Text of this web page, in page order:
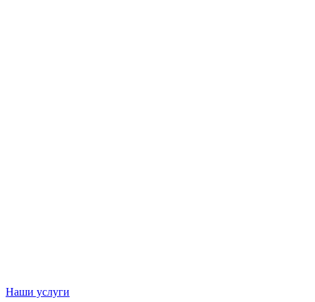
Наши услуги